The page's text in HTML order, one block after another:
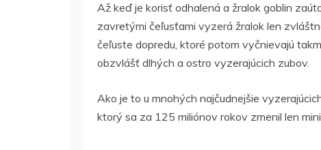
Až keď je korisť odhalená a žralok goblin
zavretými čeľusťami vyzerá žralok len
čeľuste dopredu, ktoré potom vyčnievajú
obzvlášť dlhých a ostro vyzerajúcich zubov.
Ako je to u mnohých najčudnejšie
ktorý sa za 125 miliónov rokov zmenil len